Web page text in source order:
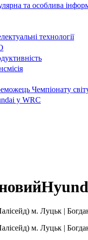
та особлива
технології
Чемпіонату
у WRC